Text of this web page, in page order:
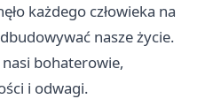
każdego człowieka na
nasze życie.
bohaterowie,
i odwagi.